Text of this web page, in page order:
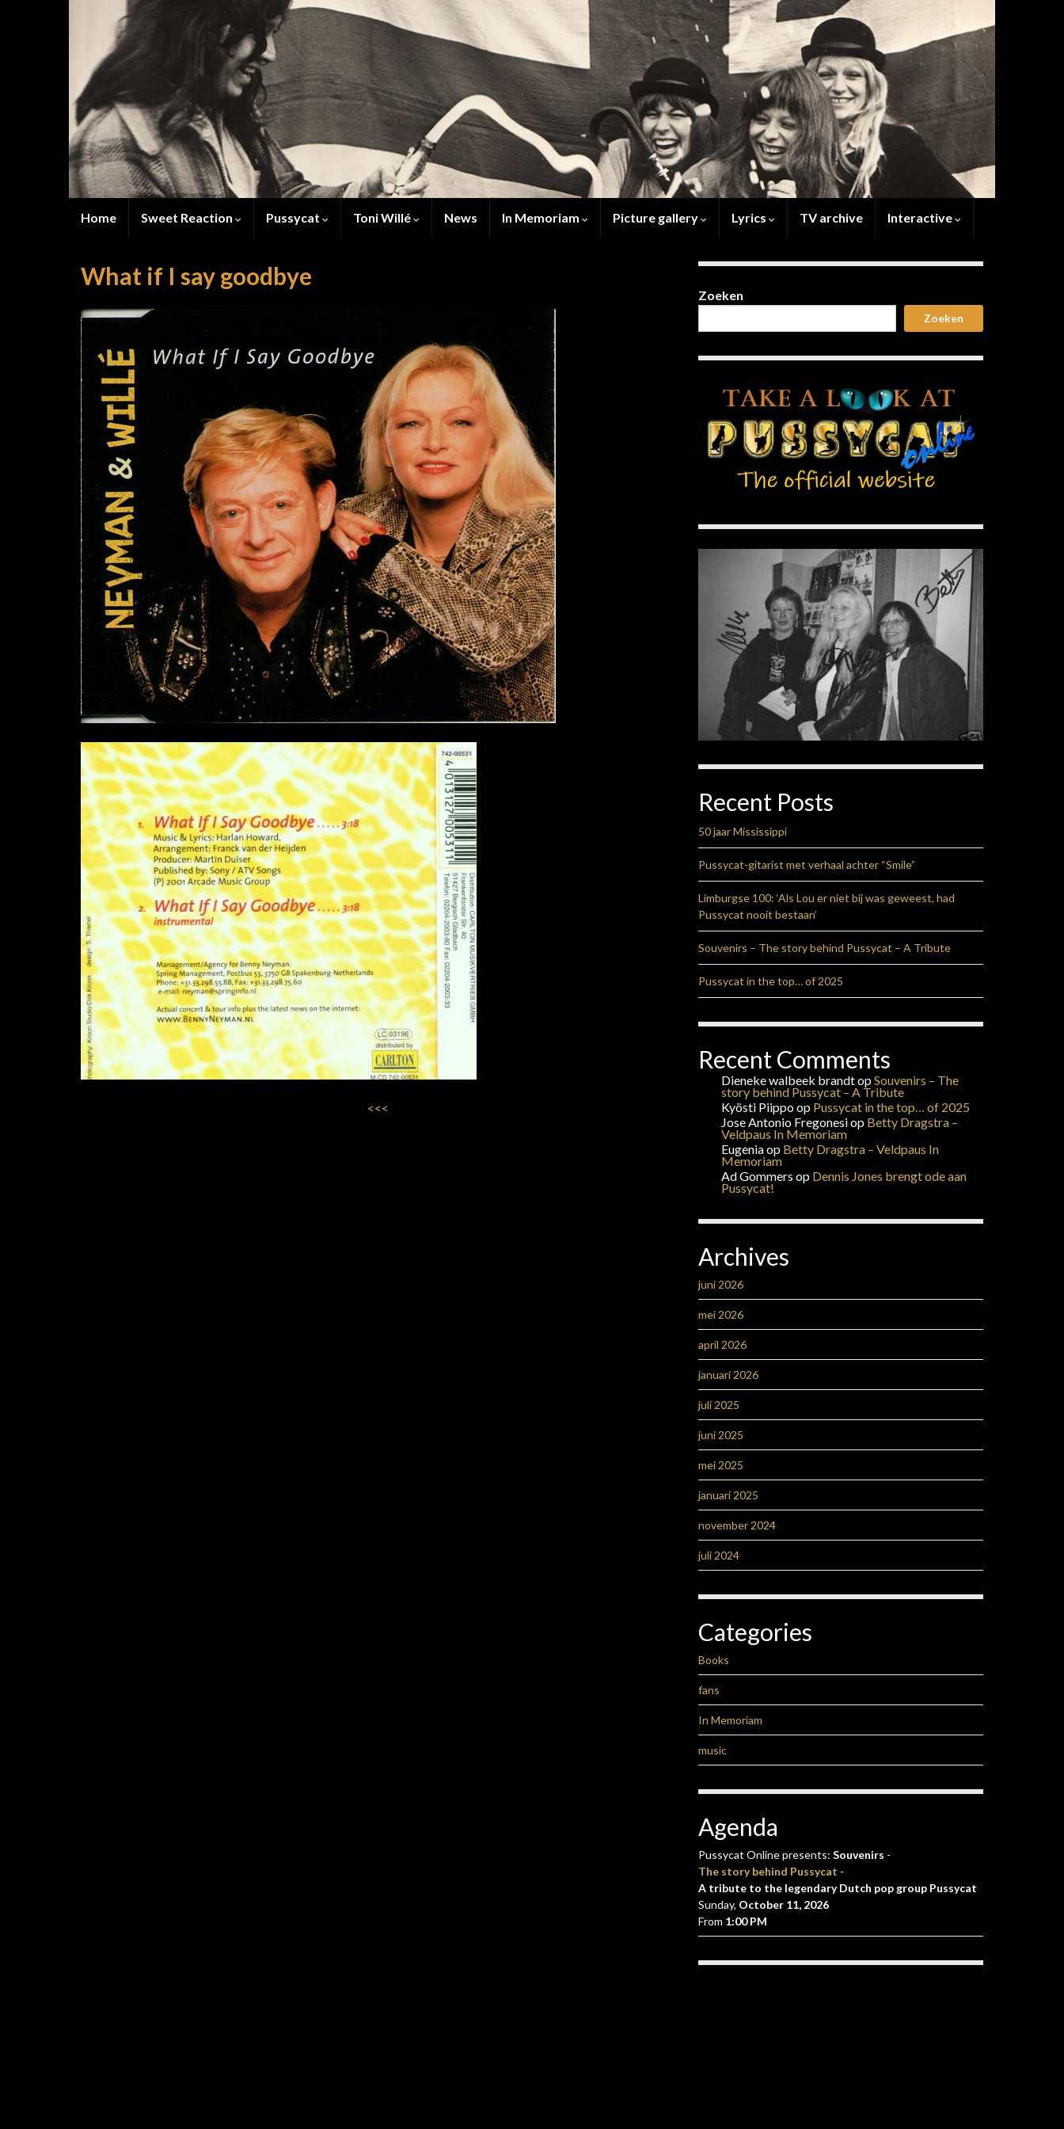
Home Sweet Reaction Pussycat Toni Willé News In Memoriam Picture gallery Lyrics TV archive Interactive
What if I say goodbye
<<<
Zoeken
Zoeken
Recent Posts
50 jaar Mississippi
Pussycat-gitarist met verhaal achter “Smile”
Limburgse 100: ‘Als Lou er niet bij was geweest, had
Pussycat nooit bestaan’
Souvenirs – The story behind Pussycat – A Tribute
Pussycat in the top… of 2025
Recent Comments
Dieneke walbeek brandtopSouvenirs – The
story behind Pussycat – A Tribute
Kyösti Piippoop Pussycat in the top… of 2025
Jose Antonio Fregonesiop Betty Dragstra –
Veldpaus In Memoriam
Eugeniaop Betty Dragstra – Veldpaus In
Memoriam
Ad Gommers op Dennis Jones brengt ode aan
Pussycat!
Archives
juni 2026
mei 2026
april 2026
januari 2026
juli 2025
juni 2025
mei 2025
januari 2025
november 2024
juli 2024
Categories
Books
fans
In Memoriam
music
Agenda
Pussycat Online presents: Souvenirs -
The story behind Pussycat -
A tribute to the legendary Dutch pop group Pussycat
Sunday, October 11, 2026
From 1:00 PM